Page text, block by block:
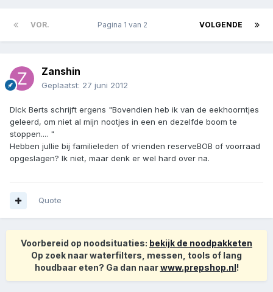
VOR. VOLGENDE
Pagina 1 van 2
Zanshin
Geplaatst: 27 juni 2012
DIck Berts schrijft ergens "Bovendien heb ik van de eekhoorntjes
geleerd, om niet al mijn nootjes in een en dezelfde boom te
stoppen.... "
Hebben jullie bij familieleden of vrienden reserveBOB of voorraad
opgeslagen? Ik niet, maar denk er wel hard over na.
Quote
Voorbereid op noodsituaties: bekijk de noodpakketen
Op zoek naar waterfilters, messen, tools of lang
houdbaar eten? Ga dan naarwww.prepshop.nl!